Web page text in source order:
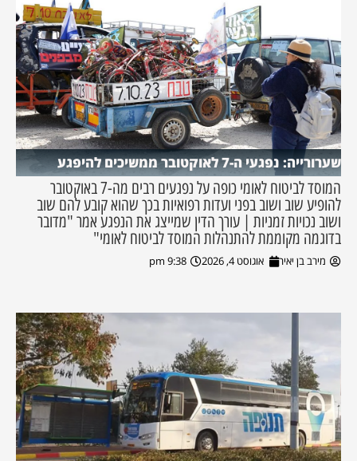
שערורייה: נפגעי ה-7 לאוקטובר ממשיכים להיפגע
המוסד לביטוח לאומי כופה על נפגעים רבים מה-7 באוקטובר
להופיע שוב ושוב בפני ועדות רפואיות בכך שהוא קובע להם שוב
ושוב נכויות זמניות | עורך הדין שמייצג את הנפגע אמר "מדובר
בדוגמה מקוממת להתנהלות המוסד לביטוח לאומי"
מירב בן יאיר אוגוסט 4, 2026 9:38 pm